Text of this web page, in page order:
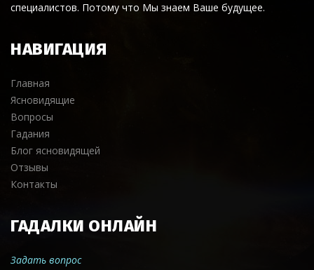
специалистов. Потому что Мы знаем Ваше будущее.
НАВИГАЦИЯ
Главная
Ясновидящие
Вопросы
Гадания
Блог ясновидящей
Отзывы
Контакты
ГАДАЛКИ ОНЛАЙН
Задать вопрос